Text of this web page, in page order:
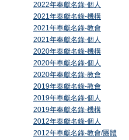
2022年奉獻名錄-個人
2021年奉獻名錄-機構
2021年奉獻名錄-教會
2021年奉獻名錄-個人
2020年奉獻名錄-機構
2020年奉獻名錄-個人
2020年奉獻名錄-教會
2019年奉獻名錄-教會
2019年奉獻名錄-個人
2019年奉獻名錄-機構
2012年奉獻名錄-個人
2012年奉獻名錄-教會/團體